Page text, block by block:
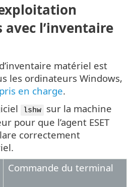
l’inventaire
matériel est
les ordinateurs Windows,
pris en charge.
lshw
sur la machine
pour que l’agent ESET
correctement
Commande du terminal